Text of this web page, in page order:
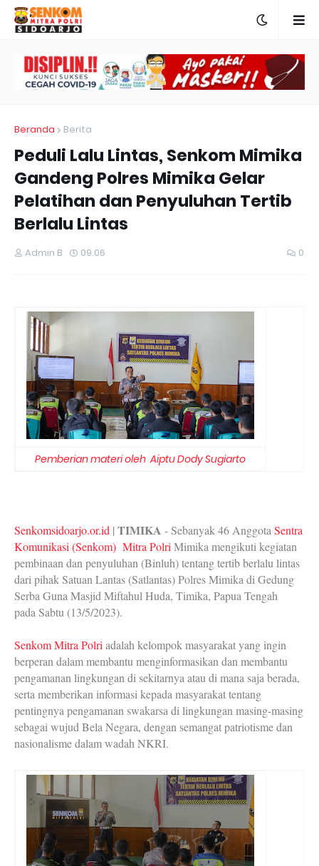
Beranda Berita
Peduli Lalu Lintas, Senkom Mimika
Gandeng Polres Mimika Gelar
Pelatihan dan Penyuluhan Tertib
Berlalu Lintas
Admin B 09.06 0
Pemberian materi oleh Aiptu Dody Sugiarto
Senkomsidoarjo.or.id | TIMIKA - Sebanyak 46 Anggota Sentra
Komunikasi (Senkom) Mitra Polri Mimika mengikuti kegiatan
pembinaan dan penyuluhan (Binluh) tentang tertib berlalu lintas
dari pihak Satuan Lantas (Satlantas) Polres Mimika di Gedung
Serba Guna Masjid Miftahul Huda, Timika, Papua Tengah
pada Sabtu (13/5/2023).
Senkom Mitra Polri adalah kelompok masyarakat yang ingin
berperan dalam membantu menginformasikan dan membantu
pengamanan lingkungan di sekitarnya atau di mana saja berada,
serta memberikan informasi kepada masyarakat tentang
pentingnya pengamanan swakarsa di lingkungan masing-masing
sebagai wujud Bela Negara, dengan semangat patriotisme dan
nasionalisme dalam wadah NKRI.